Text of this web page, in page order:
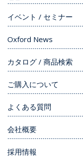
イベント / セミナー
Oxford News
カタログ / 商品検索
ご購入について
よくある質問
会社概要
採用情報